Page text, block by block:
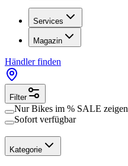
Services
Magazin
Händler finden
Filter
Nur Bikes im % SALE zeigen
Sofort verfügbar
Kategorie